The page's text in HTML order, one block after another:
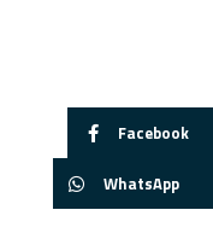
Facebook
WhatsApp